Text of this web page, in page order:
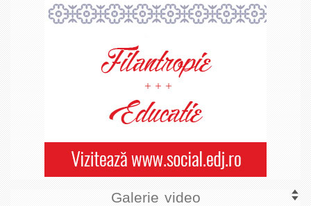
Galerie video